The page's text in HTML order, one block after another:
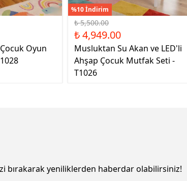
Oyun
%10 İndirim
₺ 5,500.00
₺ 4,949.00
Musluktan Su Akan ve LED'li
Ahşap Çocuk Mutfak Seti -
T1026
bırakarak yeniliklerden haberdar olabilirsiniz!